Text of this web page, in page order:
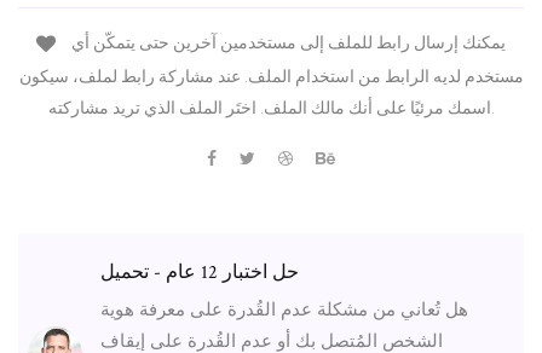
مستخدم لديه الرابط من استخدام الملف. عند مشاركة رابط لملف، سيكون
حل اختبار 12 عام - تحميل
هل تُعاني من مشكلة عدم القُدرة على معرفة هوية
الشخص المُتصل بك أو عدم القُدرة على إيقاف